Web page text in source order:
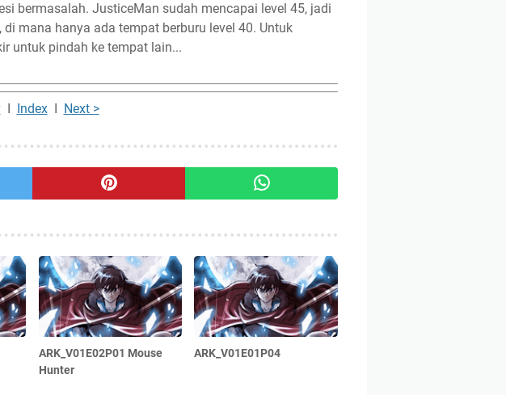
bermasalah. JusticeMan sudah mencapai level 45, jadi
mana hanya ada tempat berburu level 40. Untuk
untuk pindah ke tempat lain...
I IndexI Next >
ARK_V01E02P01 Mouse
Hunter
ARK_V01E01P04